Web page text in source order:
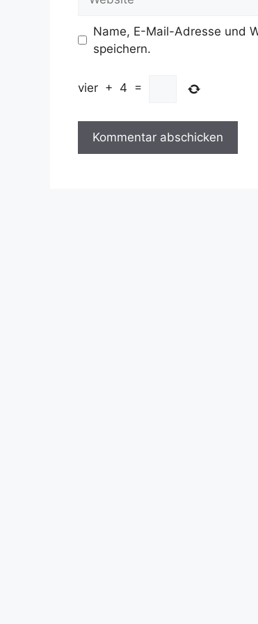
Name, E-Mail-Adresse und
speichern.
vier + 4 =